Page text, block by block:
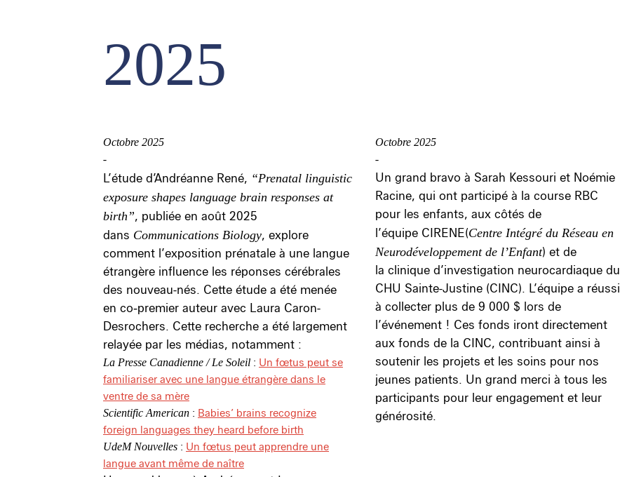
2025
Octobre 2025
-
L’étude d’Andréanne René, “Prenatal linguistic
exposure shapes language brain responses at
birth”, publiée en août 2025
dans Communications Biology, explore
comment l’exposition prénatale à une langue
étrangère influence les réponses cérébrales
des nouveau-nés. Cette étude a été menée
en co‑premier auteur avec Laura Caron-
Desrochers. Cette recherche a été largement
relayée par les médias, notamment :
La Presse Canadienne / Le Soleil : Un fœtus peut se
familiariser avec une langue étrangère dans le
ventre de sa mère
Scientific American : Babies’ brains recognize
foreign languages they heard before birth
UdeM Nouvelles : Un fœtus peut apprendre une
langue avant même de naître
Octobre 2025
-
Un grand bravo à Sarah Kessouri et Noémie
Racine, qui ont participé à la course RBC
pour les enfants, aux côtés de
l’équipe CIRENE(Centre Intégré du Réseau en
Neurodéveloppement de l’Enfant) et de
la clinique d’investigation neurocardiaque du
CHU Sainte-Justine (CINC). L’équipe a réussi
à collecter plus de 9 000 $ lors de
l’événement ! Ces fonds iront directement
aux fonds de la CINC, contribuant ainsi à
soutenir les projets et les soins pour nos
jeunes patients. Un grand merci à tous les
participants pour leur engagement et leur
générosité.